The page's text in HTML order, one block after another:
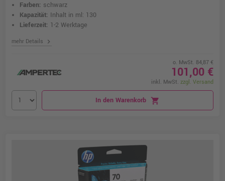
Farben: schwarz
Kapazität: Inhalt in ml: 130
Lieferzeit: 1-2 Werktage
mehr Details chevron_right
o. MwSt. 84,87 €
101,00 €
inkl. MwSt. zzgl. Versand
In den Warenkorb shopping_cart